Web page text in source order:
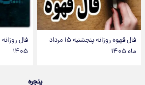
فال قهوه روزانه پنجشنبه ۱۵ مرداد
ماه ۱۴۰۵
۱۴۰۵
پنجره